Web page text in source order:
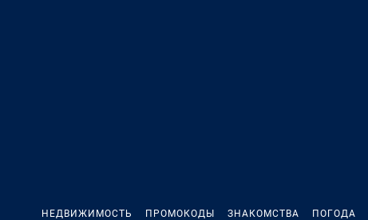
НЕДВИЖИМОСТЬ ПРОМОКОДЫ ЗНАКОМСТВА ПОГОДА